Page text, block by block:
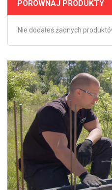
PORÓWNAJ PRODUKTY
Nie dodałeś żadnych